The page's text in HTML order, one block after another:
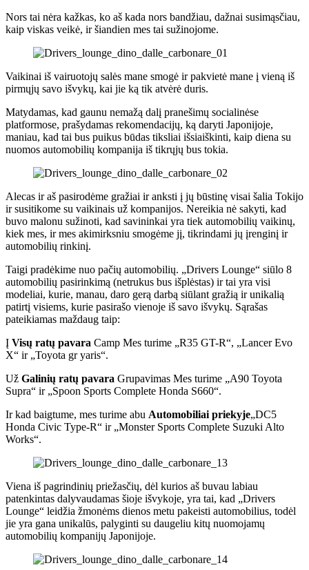
Nors tai nėra kažkas, ko aš kada nors bandžiau, dažnai susimąsčiau,
kaip viskas veikė, ir šiandien mes tai sužinojome.
Vaikinai iš vairuotojų salės mane smogė ir pakvietė mane į vieną iš
pirmųjų savo išvykų, kai jie ką tik atvėrė duris.
Matydamas, kad gaunu nemažą dalį pranešimų socialinėse
platformose, prašydamas rekomendacijų, ką daryti Japonijoje,
maniau, kad tai bus puikus būdas tiksliai išsiaiškinti, kaip diena su
nuomos automobilių kompanija iš tikrųjų bus tokia.
Alecas ir aš pasirodėme gražiai ir anksti į jų būstinę visai šalia Tokijo
ir susitikome su vaikinais už kompanijos. Nereikia nė sakyti, kad
buvo malonu sužinoti, kad savininkai yra tiek automobilių vaikinų,
kiek mes, ir mes akimirksniu smogėme jį, tikrindami jų įrenginį ir
automobilių rinkinį.
Taigi pradėkime nuo pačių automobilių. „Drivers Lounge“ siūlo 8
automobilių pasirinkimą (netrukus bus išplėstas) ir tai yra visi
modeliai, kurie, manau, daro gerą darbą siūlant gražią ir unikalią
patirtį visiems, kurie pasirašo vienoje iš savo išvykų. Sąrašas
pateikiamas maždaug taip:
Į Visų ratų pavara Camp Mes turime „R35 GT-R“, „Lancer Evo
X“ ir „Toyota gr yaris“.
Už Galinių ratų pavara Grupavimas Mes turime „A90 Toyota
Supra“ ir „Spoon Sports Complete Honda S660“.
Ir kad baigtume, mes turime abu Automobiliai priekyje„DC5
Honda Civic Type-R“ ir „Monster Sports Complete Suzuki Alto
Works“.
Viena iš pagrindinių priežasčių, dėl kurios aš buvau labiau
patenkintas dalyvaudamas šioje išvykoje, yra tai, kad „Drivers
Lounge“ leidžia žmonėms dienos metu pakeisti automobilius, todėl
jie yra gana unikalūs, palyginti su daugeliu kitų nuomojamų
automobilių kompanijų Japonijoje.